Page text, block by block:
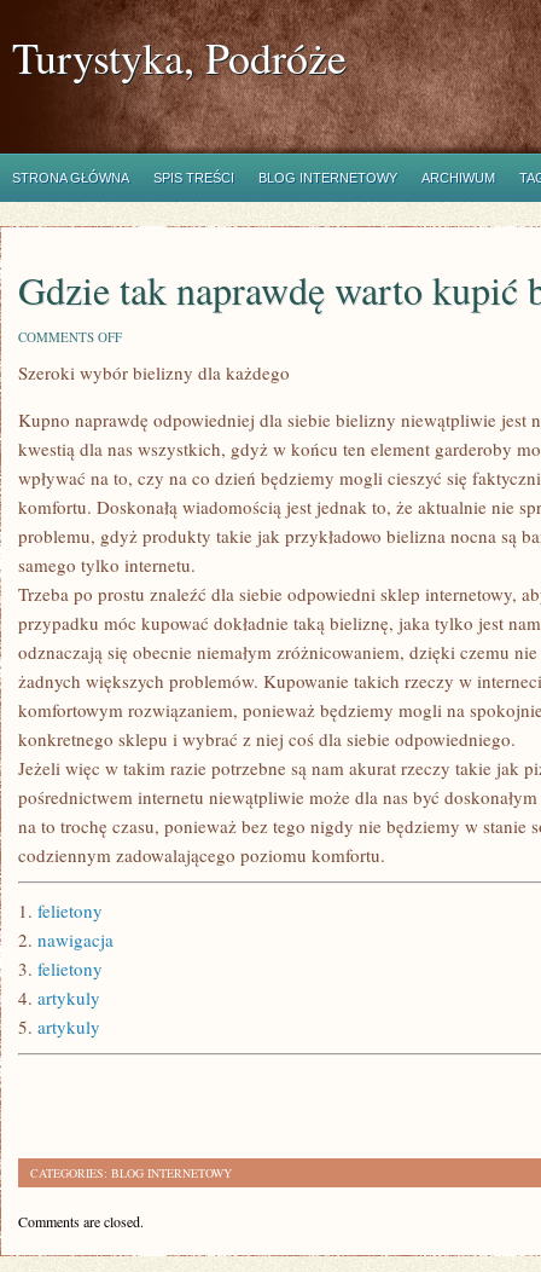
Turystyka, Podróże
STRONA GŁÓWNA SPIS TREŚCI BLOG INTERNETOWY ARCHIWUM
Gdzie tak naprawdę warto kupić
COMMENTS OFFON
TAK
NAPRAWDĘ
KUPIĆ
BIŻUTERIĘ?
Szeroki wybór bielizny dla każdego
Kupno naprawdę odpowiedniej dla siebie bielizny niewątpliwie jest
kwestią dla nas wszystkich, gdyż w końcu ten element garderoby
wpływać na to, czy na co dzień będziemy mogli cieszyć się
komfortu. Doskonałą wiadomością jest jednak to, że aktualnie nie
problemu, gdyż produkty takie jak przykładowo bielizna nocna są
samego tylko internetu.
Trzeba po prostu znaleźć dla siebie odpowiedni sklep internetowy,
przypadku móc kupować dokładnie taką bieliznę, jaka tylko jest
odznaczają się obecnie niemałym zróżnicowaniem, dzięki czemu
żadnych większych problemów. Kupowanie takich rzeczy w
komfortowym rozwiązaniem, ponieważ będziemy mogli na
konkretnego sklepu i wybrać z niej coś dla siebie odpowiedniego.
Jeżeli więc w takim razie potrzebne są nam akurat rzeczy takie jak
pośrednictwem internetu niewątpliwie może dla nas być
na to trochę czasu, ponieważ bez tego nigdy nie będziemy w stanie
codziennym zadowalającego poziomu komfortu.
1. felietony
2. nawigacja
3. felietony
4. artykuly
5. artykuly
CATEGORIES: BLOG INTERNETOWY
Comments are closed.